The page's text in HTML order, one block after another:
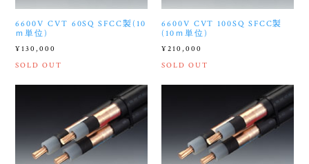
6600V CVT 60SQ SFCC製(10
ｍ単位)
¥130,000
SOLD OUT
6600V CVT 100SQ SFCC製
(10ｍ単位)
¥210,000
SOLD OUT